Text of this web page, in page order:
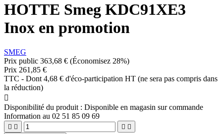
HOTTE Smeg KDC91XE3
Inox en promotion
SMEG
Prix public 363,68 € (Économisez 28%)
Prix 261,85 €
TTC - Dont 4,68 € d'éco-participation HT (ne sera pas compris dans
la réduction)

Disponibilité du produit : Disponible en magasin sur commande
Information au 02 51 85 09 69
   